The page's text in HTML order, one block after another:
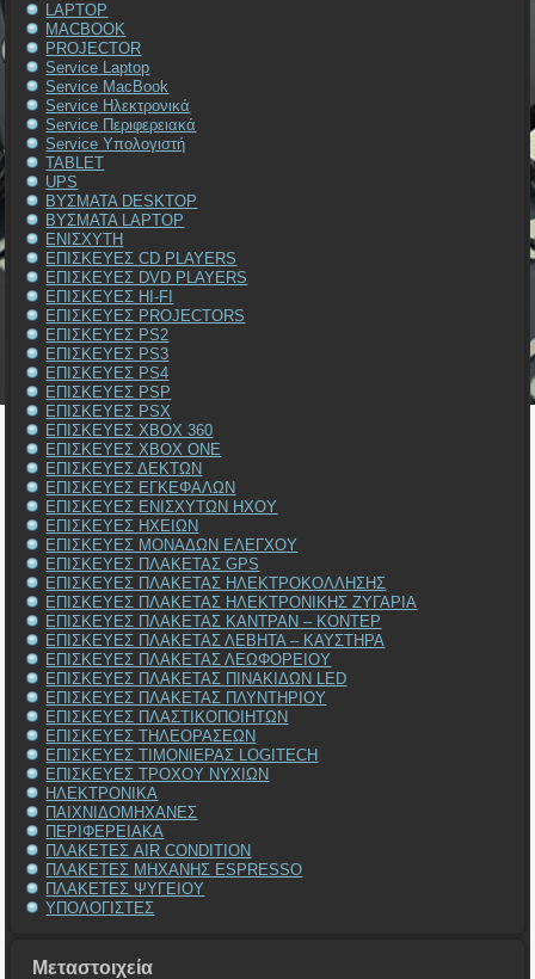
LAPTOP
MACBOOK
PROJECTOR
Service Laptop
Service MacBook
Service Ηλεκτρονικά
Service Περιφερειακά
Service Υπολογιστή
TABLET
UPS
ΒΥΣΜΑΤΑ DESKTOP
ΒΥΣΜΑΤΑ LAPTOP
ΕΝΙΣΧΥΤΗ
ΕΠΙΣΚΕΥΕΣ CD PLAYERS
ΕΠΙΣΚΕΥΕΣ DVD PLAYERS
ΕΠΙΣΚΕΥΕΣ HI-FI
ΕΠΙΣΚΕΥΕΣ PROJECTORS
ΕΠΙΣΚΕΥΕΣ PS2
ΕΠΙΣΚΕΥΕΣ PS3
ΕΠΙΣΚΕΥΕΣ PS4
ΕΠΙΣΚΕΥΕΣ PSP
ΕΠΙΣΚΕΥΕΣ PSX
ΕΠΙΣΚΕΥΕΣ XBOX 360
ΕΠΙΣΚΕΥΕΣ XBOX ONE
ΕΠΙΣΚΕΥΕΣ ΔΕΚΤΩΝ
ΕΠΙΣΚΕΥΕΣ ΕΓΚΕΦΑΛΩΝ
ΕΠΙΣΚΕΥΕΣ ΕΝΙΣΧΥΤΩΝ ΗΧΟΥ
ΕΠΙΣΚΕΥΕΣ ΗΧΕΙΩΝ
ΕΠΙΣΚΕΥΕΣ ΜΟΝΑΔΩΝ ΕΛΕΓΧΟΥ
ΕΠΙΣΚΕΥΕΣ ΠΛΑΚΕΤΑΣ GPS
ΕΠΙΣΚΕΥΕΣ ΠΛΑΚΕΤΑΣ ΗΛΕΚΤΡΟΚΟΛΛΗΣΗΣ
ΕΠΙΣΚΕΥΕΣ ΠΛΑΚΕΤΑΣ ΗΛΕΚΤΡΟΝΙΚΗΣ ΖΥΓΑΡΙΑ
ΕΠΙΣΚΕΥΕΣ ΠΛΑΚΕΤΑΣ ΚΑΝΤΡΑΝ – ΚΟΝΤΕΡ
ΕΠΙΣΚΕΥΕΣ ΠΛΑΚΕΤΑΣ ΛΕΒΗΤΑ – ΚΑΥΣΤΗΡΑ
ΕΠΙΣΚΕΥΕΣ ΠΛΑΚΕΤΑΣ ΛΕΩΦΟΡΕΙΟΥ
ΕΠΙΣΚΕΥΕΣ ΠΛΑΚΕΤΑΣ ΠΙΝΑΚΙΔΩΝ LED
ΕΠΙΣΚΕΥΕΣ ΠΛΑΚΕΤΑΣ ΠΛΥΝΤΗΡΙΟΥ
ΕΠΙΣΚΕΥΕΣ ΠΛΑΣΤΙΚΟΠΟΙΗΤΩΝ
ΕΠΙΣΚΕΥΕΣ ΤΗΛΕΟΡΑΣΕΩΝ
ΕΠΙΣΚΕΥΕΣ ΤΙΜΟΝΙΕΡΑΣ LOGITECH
ΕΠΙΣΚΕΥΕΣ ΤΡΟΧΟΥ ΝΥΧΙΩΝ
ΗΛΕΚΤΡΟΝΙΚΑ
ΠΑΙΧΝΙΔΟΜΗΧΑΝΕΣ
ΠΕΡΙΦΕΡΕΙΑΚΑ
ΠΛΑΚΕΤΕΣ AIR CONDITION
ΠΛΑΚΕΤΕΣ ΜΗΧΑΝΗΣ ESPRESSO
ΠΛΑΚΕΤΕΣ ΨΥΓΕΙΟΥ
ΥΠΟΛΟΓΙΣΤΕΣ
Μεταστοιχεία